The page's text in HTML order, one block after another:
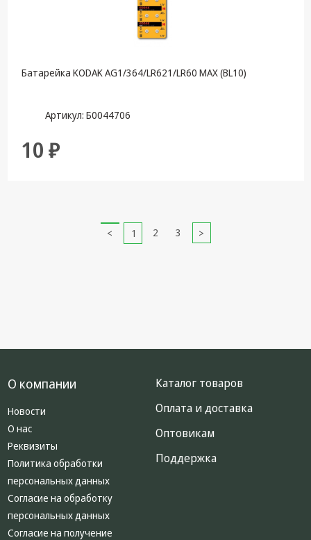
Батарейка KODAK AG1/364/LR621/LR60 MAX (BL10)
Артикул: Б0044706
10 ₽
1 2 3
О компании
Новости
О нас
Реквизиты
Политика обработки
персональных данных
Согласие на обработку
персональных данных
Согласие на получение
Каталог товаров
Оплата и доставка
Оптовикам
Поддержка